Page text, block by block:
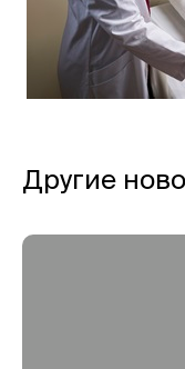
Другие